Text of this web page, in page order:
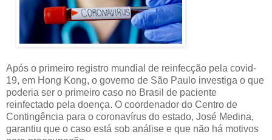
Após o primeiro registro mundial de reinfecção pela covid-
19, em Hong Kong, o governo de São Paulo investiga o que
poderia ser o primeiro caso no Brasil de paciente
reinfectado pela doença. O coordenador do Centro de
Contingência para o coronavírus do estado, José Medina,
garantiu que o caso está sob análise e que não há motivos